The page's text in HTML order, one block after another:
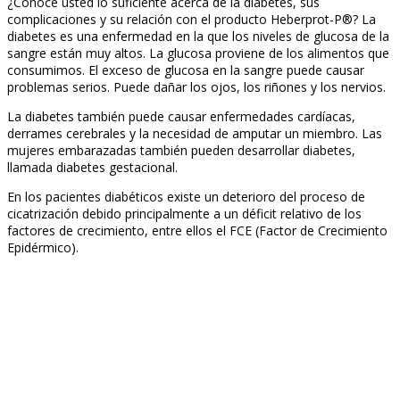
complicaciones y su relación con el producto Heberprot-P®? La
diabetes es una enfermedad en la que los niveles de glucosa de la
sangre están muy altos. La glucosa proviene de los alimentos que
consumimos. El exceso de glucosa en la sangre puede causar
problemas serios. Puede dañar los ojos, los riñones y los nervios.
La diabetes también puede causar enfermedades cardíacas,
derrames cerebrales y la necesidad de amputar un miembro. Las
mujeres embarazadas también pueden desarrollar diabetes,
llamada diabetes gestacional.
En los pacientes diabéticos existe un deterioro del proceso de
cicatrización debido principalmente a un déficit relativo de los
factores de crecimiento, entre ellos el FCE (Factor de Crecimiento
Epidérmico).